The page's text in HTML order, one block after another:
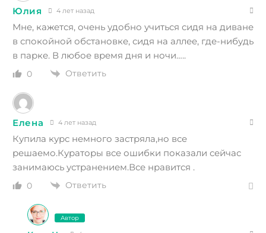
Юлия 4 лет назад
Мне, кажется, очень удобно учиться сидя на диване
в спокойной обстановке, сидя на аллее, где-нибудь
в парке. В любое время дня и ночи…..
0 Ответить
Елена 4 лет назад
Купила курс немного застряла,но все
решаемо.Кураторы все ошибки показали сейчас
занимаюсь устранением.Все нравится .
0 Ответить
Автор